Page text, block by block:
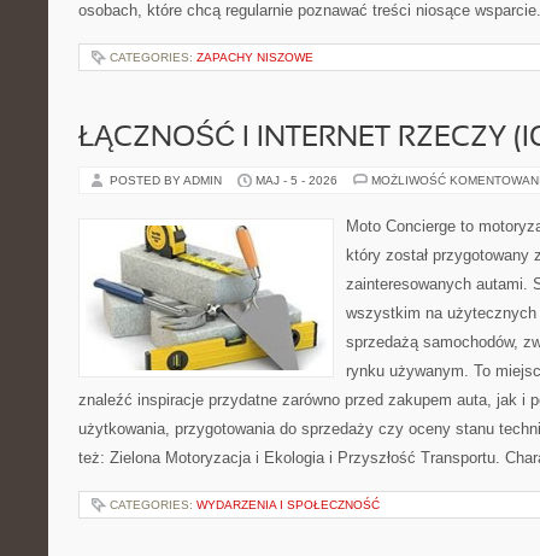
osobach, które chcą regularnie poznawać treści niosące
CATEGORIES: ZAPACHY NISZOWE
ŁĄCZNOŚĆ I INTERNET RZECZY
POSTED BY ADMIN MAJ - 5 - 2026 MOŻLIWOŚĆ
Moto Concierge to
który został przygotowany
zainteresowanych autami.
wszystkim na
sprzedażą samochodów,
rynku używanym. To
znaleźć inspiracje przydatne zarówno przed zakupem auta, jak i
użytkowania, przygotowania do sprzedaży czy oceny stanu
też: Zielona Motoryzacja i Ekologia i Przyszłość Transportu.
CATEGORIES: WYDARZENIA I SPOŁECZNOŚĆ